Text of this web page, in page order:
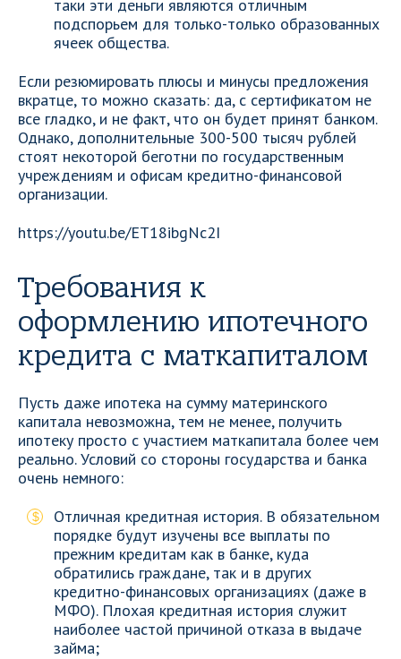
таки эти деньги являются отличным
подспорьем для только-только образованных
ячеек общества.
Если резюмировать плюсы и минусы предложения
вкратце, то можно сказать: да, с сертификатом не
все гладко, и не факт, что он будет принят банком.
Однако, дополнительные 300-500 тысяч рублей
стоят некоторой беготни по государственным
учреждениям и офисам кредитно-финансовой
организации.
https://youtu.be/ET18ibgNc2I
Требования к
оформлению ипотечного
кредита с маткапиталом
Пусть даже ипотека на сумму материнского
капитала невозможна, тем не менее, получить
ипотеку просто с участием маткапитала более чем
реально. Условий со стороны государства и банка
очень немного:
Отличная кредитная история. В обязательном
порядке будут изучены все выплаты по
прежним кредитам как в банке, куда
обратились граждане, так и в других
кредитно-финансовых организациях (даже в
МФО). Плохая кредитная история служит
наиболее частой причиной отказа в выдаче
займа;